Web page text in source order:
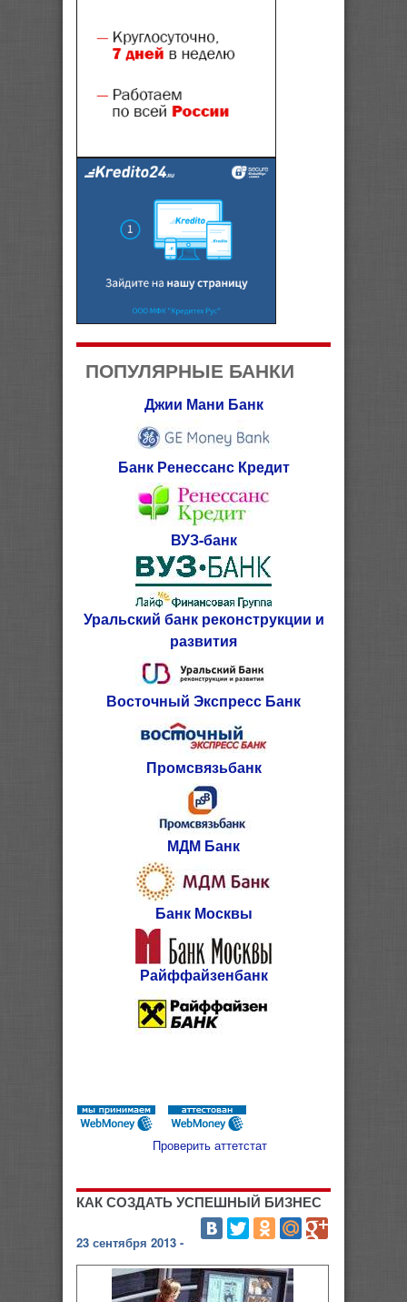
ПОПУЛЯРНЫЕ БАНКИ
Джии Мани Банк
Банк Ренессанс Кредит
ВУЗ-банк
Уральский банк реконструкции и
развития
Восточный Экспресс Банк
Промсвязьбанк
МДМ Банк
Банк Москвы
Райффайзенбанк
Проверить аттетстат
КАК СОЗДАТЬ УСПЕШНЫЙ БИЗНЕС
23 сентября 2013 -